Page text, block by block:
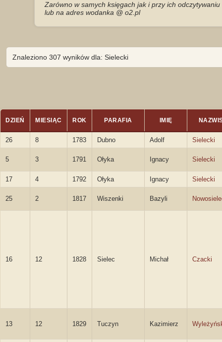
Zarówno w samych księgach jak i przy ich
lub na adres wodanka @ o2.pl
Znaleziono 307 wyników dla: Sielecki
DZIEŃ MIESIĄC ROK PARAFIA IMIĘ
26 8 1783 Dubno Adolf Sielecki
5 3 1791 Ołyka Ignacy Sielecki
17 4 1792 Ołyka Ignacy Sielecki
25 2 1817 Wiszenki Bazyli
16 12 1828 Sielec Michał Czacki
13 12 1829 Tuczyn Kazimierz